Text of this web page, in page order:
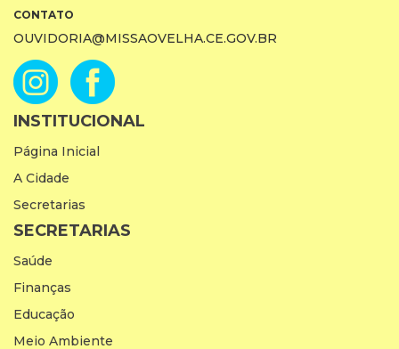
CONTATO
OUVIDORIA@MISSAOVELHA.CE.GOV.BR
INSTITUCIONAL
Página Inicial
A Cidade
Secretarias
SECRETARIAS
Saúde
Finanças
Educação
Meio Ambiente